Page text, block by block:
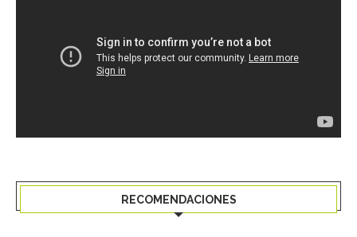
RECOMENDACIONES